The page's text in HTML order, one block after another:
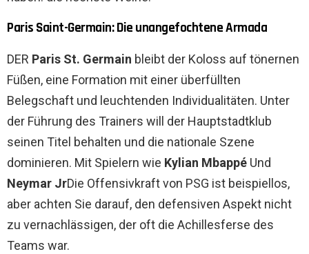
Paris Saint-Germain: Die unangefochtene Armada
DER Paris St. Germain bleibt der Koloss auf tönernen
Füßen, eine Formation mit einer überfüllten
Belegschaft und leuchtenden Individualitäten. Unter
der Führung des Trainers will der Hauptstadtklub
seinen Titel behalten und die nationale Szene
dominieren. Mit Spielern wie Kylian Mbappé Und
Neymar JrDie Offensivkraft von PSG ist beispiellos,
aber achten Sie darauf, den defensiven Aspekt nicht
zu vernachlässigen, der oft die Achillesferse des
Teams war.